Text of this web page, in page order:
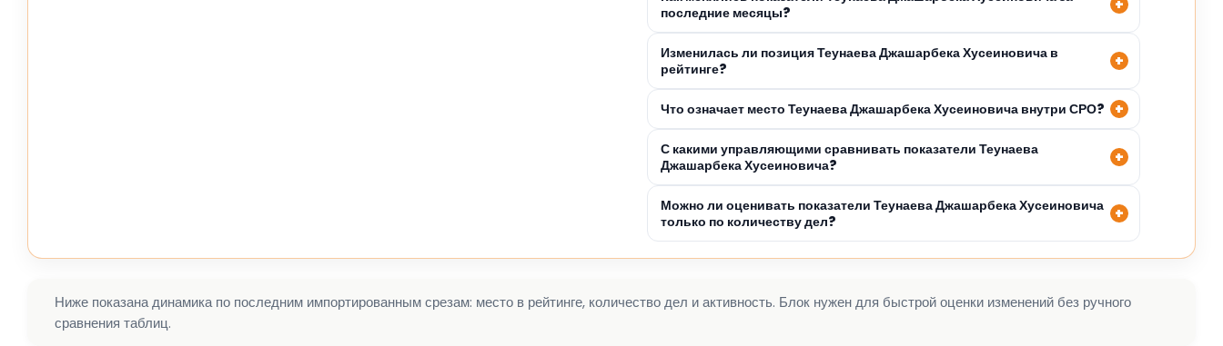
последние месяцы?
Изменилась ли позиция Теунаева Джашарбека Хусеиновича в
рейтинге?
Что означает место Теунаева Джашарбека Хусеиновича внутри СРО?
С какими управляющими сравнивать показатели Теунаева
Джашарбека Хусеиновича?
Можно ли оценивать показатели Теунаева Джашарбека Хусеиновича
только по количеству дел?
Ниже показана динамика по последним импортированным срезам: место в рейтинге, количество дел и активность. Блок нужен для быстрой оценки изменений без ручного
сравнения таблиц.